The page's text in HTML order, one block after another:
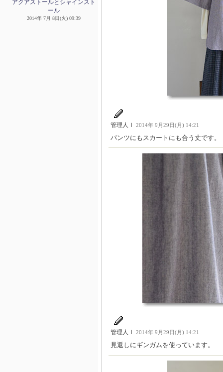
アクアストールとシャインスト
ール
2014年 7月 8日(火) 09:39
管理人Ｉ 2014年 9月29日(月) 14:21
パンツにもスカートにも合う丈です。
管理人Ｉ 2014年 9月29日(月) 14:21
見返しにギンガムを使っています。